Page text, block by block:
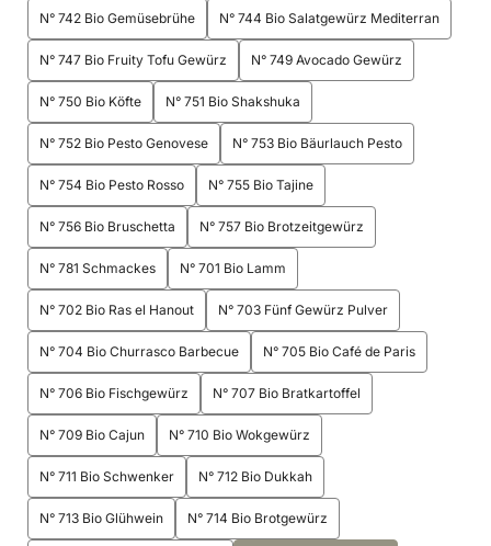
N° 742 Bio Gemüsebrühe N° 744 Bio Salatgewürz Mediterran
N° 747 Bio Fruity Tofu Gewürz N° 749 Avocado Gewürz
N° 750 Bio Köfte N° 751 Bio Shakshuka
N° 752 Bio Pesto Genovese N° 753 Bio Bäurlauch Pesto
N° 754 Bio Pesto Rosso N° 755 Bio Tajine
N° 756 Bio Bruschetta N° 757 Bio Brotzeitgewürz
N° 781 Schmackes N° 701 Bio Lamm
N° 702 Bio Ras el Hanout N° 703 Fünf Gewürz Pulver
N° 704 Bio Churrasco Barbecue N° 705 Bio Café de Paris
N° 706 Bio Fischgewürz N° 707 Bio Bratkartoffel
N° 709 Bio Cajun N° 710 Bio Wokgewürz
N° 711 Bio Schwenker N° 712 Bio Dukkah
N° 713 Bio Glühwein N° 714 Bio Brotgewürz